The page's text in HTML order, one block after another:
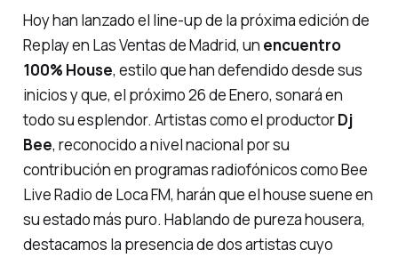
Hoy han lanzado el line-up de la próxima edición de
Replay en Las Ventas de Madrid, un encuentro
100% House, estilo que han defendido desde sus
inicios y que, el próximo 26 de Enero, sonará en
todo su esplendor. Artistas como el productorDj
Bee, reconocido a nivel nacional por su
contribución en programas radiofónicos como Bee
Live Radio de Loca FM, harán que el house suene en
su estado más puro. Hablando de pureza housera,
destacamos la presencia de dos artistas cuyo